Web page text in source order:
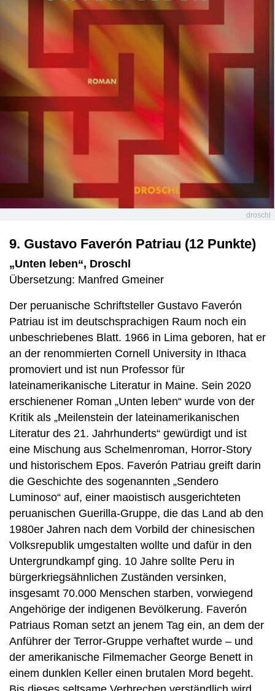
droschl
9. Gustavo Faverón Patriau (12 Punkte)
„Unten leben“, Droschl
Übersetzung: Manfred Gmeiner
Der peruanische Schriftsteller Gustavo Faverón
Patriau ist im deutschsprachigen Raum noch ein
unbeschriebenes Blatt. 1966 in Lima geboren, hat er
an der renommierten Cornell University in Ithaca
promoviert und ist nun Professor für
lateinamerikanische Literatur in Maine. Sein 2020
erschienener Roman „Unten leben“ wurde von der
Kritik als „Meilenstein der lateinamerikanischen
Literatur des 21. Jahrhunderts“ gewürdigt und ist
eine Mischung aus Schelmenroman, Horror-Story
und historischem Epos. Faverón Patriau greift darin
die Geschichte des sogenannten „Sendero
Luminoso“ auf, einer maoistisch ausgerichteten
peruanischen Guerilla-Gruppe, die das Land ab den
1980er Jahren nach dem Vorbild der chinesischen
Volksrepublik umgestalten wollte und dafür in den
Untergrundkampf ging. 10 Jahre sollte Peru in
bürgerkriegsähnlichen Zuständen versinken,
insgesamt 70.000 Menschen starben, vorwiegend
Angehörige der indigenen Bevölkerung. Faverón
Patriaus Roman setzt an jenem Tag ein, an dem der
Anführer der Terror-Gruppe verhaftet wurde – und
der amerikanische Filmemacher George Benett in
einem dunklen Keller einen brutalen Mord begeht.